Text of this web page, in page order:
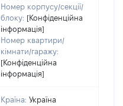
Номер корпусу/секції/
блоку: [Конфіденційна
інформація]
Номер квартири/
кімнати/гаражу:
[Конфіденційна
інформація]
Країна: Україна